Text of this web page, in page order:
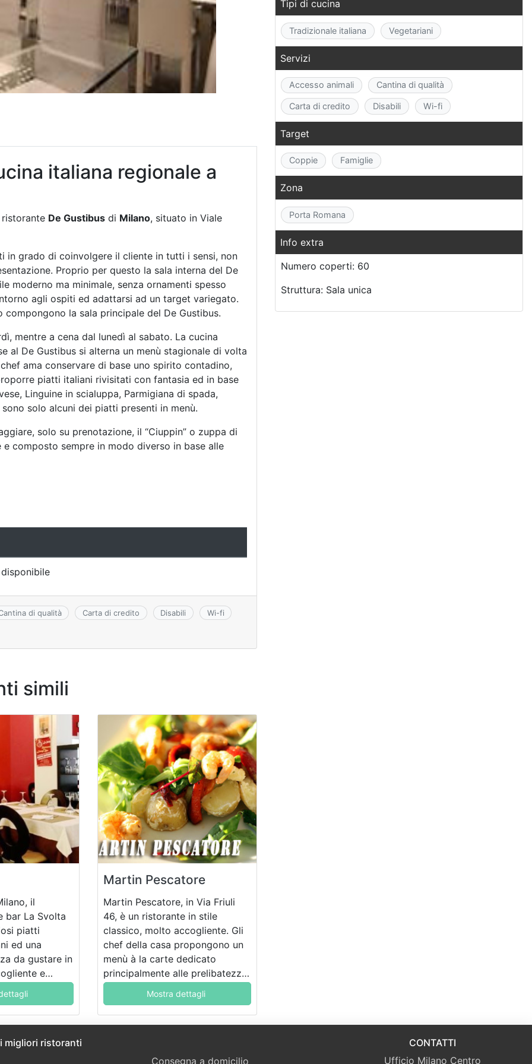
italiana regionale a
ristorante De Gustibus di Milano, situato in Viale
grado di coinvolgere il cliente in tutti i sensi, non
Proprio per questo la sala interna del De
moderno ma minimale, senza ornamenti spesso
agli ospiti ed adattarsi ad un target variegato.
la sala principale del De Gustibus.
mentre a cena dal lunedì al sabato. La cucina
al De Gustibus si alterna un menù stagionale di volta
ama conservare di base uno spirito contadino,
piatti italiani rivisitati con fantasia ed in base
Linguine in scialuppa, Parmigiana di spada,
solo alcuni dei piatti presenti in menù.
solo su prenotazione, il “Ciuppin” o zuppa di
composto sempre in modo diverso in base alle
di qualità Carta di credito Disabili Wi-fi
simili
il
bar La Svolta
piatti
ed una
da gustare in
e
di
Martin Pescatore
Martin Pescatore, in Via Friuli
46, è un ristorante in stile
classico, molto accogliente. Gli
chef della casa propongono un
menù à la carte dedicato
principalmente alle prelibatezze
di mare, ma non mancano anche
i piatti di carne.
Mostra dettagli
Tipi di cucina
Tradizionale italiana Vegetariani
Servizi
Accesso animali Cantina di qualità
Carta di credito Disabili Wi-fi
Target
Coppie Famiglie
Zona
Porta Romana
Info extra
Numero coperti: 60
Struttura: Sala unica
migliori ristoranti
Consegna a domicilio
CONTATTI
Ufficio Milano Centro